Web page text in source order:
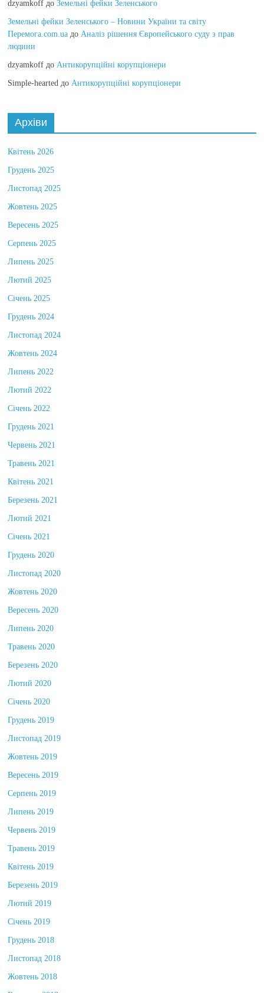
dzyamkoff доЗемельні фейки Зеленського
Земельні фейки Зеленського – Новини України та світу
Перемога.com.ua доАналіз рішення Європейського суду з прав
людини
dzyamkoff доАнтикорупційні корупціонери
Simple-hearted доАнтикорупційні корупціонери
Архіви
Квітень 2026
Грудень 2025
Листопад 2025
Жовтень 2025
Вересень 2025
Серпень 2025
Липень 2025
Лютий 2025
Січень 2025
Грудень 2024
Листопад 2024
Жовтень 2024
Липень 2022
Лютий 2022
Січень 2022
Грудень 2021
Червень 2021
Травень 2021
Квітень 2021
Березень 2021
Лютий 2021
Січень 2021
Грудень 2020
Листопад 2020
Жовтень 2020
Вересень 2020
Липень 2020
Травень 2020
Березень 2020
Лютий 2020
Січень 2020
Грудень 2019
Листопад 2019
Жовтень 2019
Вересень 2019
Серпень 2019
Липень 2019
Червень 2019
Травень 2019
Квітень 2019
Березень 2019
Лютий 2019
Січень 2019
Грудень 2018
Листопад 2018
Жовтень 2018